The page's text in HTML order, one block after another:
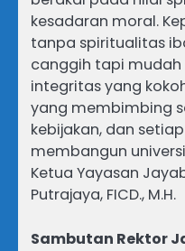
kesadaran moral.
tanpa spiritualitas
canggih tapi mudah
integritas yang
yang membimbing
kebijakan, dan
membangun
Ketua Yayasan
Putrajaya, FICD., M.H.
Sambutan Rektor